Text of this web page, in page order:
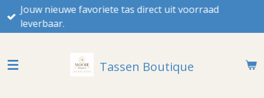
Ga
direct
hoofdinhoud
Jouw nieuwe favoriete tas direct uit voorraad
leverbaar.
Tassen Boutique